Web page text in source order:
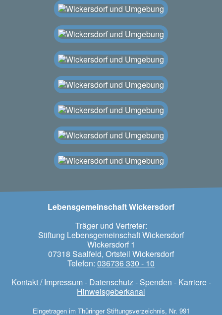
Lebensgemeinschaft Wickersdorf
Träger und Vertreter:
Stiftung Lebensgemeinschaft Wickersdorf
Wickersdorf 1
07318 Saalfeld, Ortsteil Wickersdorf
Telefon: 036736 330 - 10
Kontakt / Impressum- Datenschutz - Spenden - Karriere-
Hinweisgeberkanal
Eingetragen im Thüringer Stiftungsverzeichnis, Nr. 991